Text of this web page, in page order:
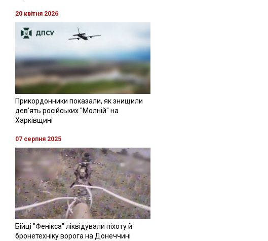
20 квітня 2026
Прикордонники показали, як знищили
девʼять російських "Молній" на
Харківщині
07 серпня 2025
Бійці "Фенікса" ліквідували піхоту й
бронетехніку ворога на Донеччині